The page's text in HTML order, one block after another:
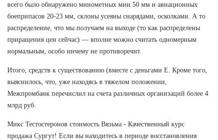
всего было обнаружено минометных мин 50 мм и авиационных
боеприпасов 20-23 мм, склоны усеяны снарядами, осколками. А то
распределение, что мы получаем на выходе (то как распределены
приращения цен сейчас) — вполне можно считать одномерным
нормальным, особо ничему не противоречит.
Итого, средств к существованию (вместе с деньгами Е. Кроме того,
выяснилось, что, уже находясь в тяжелом положении,
Межпромбанк перечислил на счета различных организаций более 4
млрд руб.
Микс Тестостеронов стоимость Вязьма - Качественный курс
продажа Сургут! Если вы находитесь в периоде восстановления